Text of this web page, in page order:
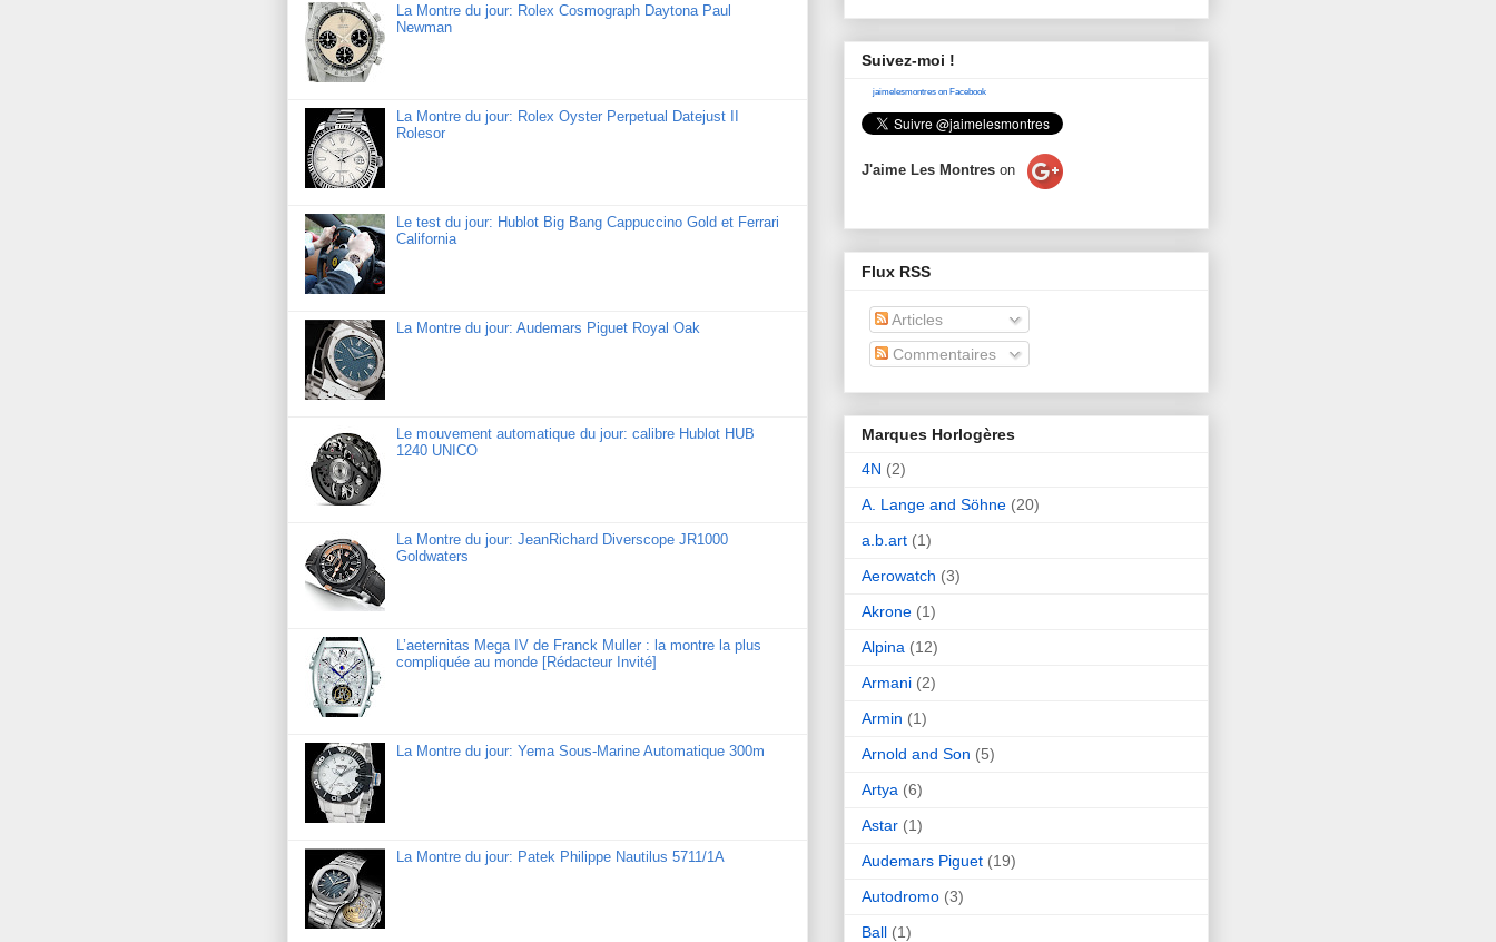
La Montre du jour: Rolex Cosmograph Daytona Paul
Newman
La Montre du jour: Rolex Oyster Perpetual Datejust II
Rolesor
Le test du jour: Hublot Big Bang Cappuccino Gold et Ferrari
California
La Montre du jour: Audemars Piguet Royal Oak
Le mouvement automatique du jour: calibre Hublot HUB
1240 UNICO
La Montre du jour: JeanRichard Diverscope JR1000
Goldwaters
L’aeternitas Mega IV de Franck Muller : la montre la plus
compliquée au monde [Rédacteur Invité]
La Montre du jour: Yema Sous-Marine Automatique 300m
La Montre du jour: Patek Philippe Nautilus 5711/1A
Suivez-moi !
jaimelesmontres on Facebook
J'aime Les Montres on
Flux RSS
Articles
Commentaires
Marques Horlogères
4N (2)
A. Lange and Söhne (20)
a.b.art (1)
Aerowatch (3)
Akrone (1)
Alpina (12)
Armani (2)
Armin (1)
Arnold and Son (5)
Artya (6)
Astar (1)
Audemars Piguet (19)
Autodromo (3)
Ball (1)